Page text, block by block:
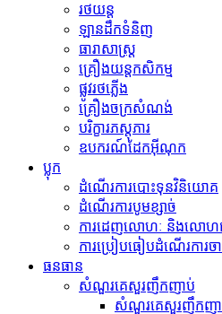
រថយន្ត
ឡានដឹកទំនិញ
ធារាសាស្ត្រ
គ្រឿងយន្តកសិកម្ម
ផ្លូវរថភ្លើង
គ្រឿងចក្រសំណង់
បរិក្ខារភស្តុភារ
ឧបករណ៍ដែកអ៊ីណុក
ប្លុក
ដំណើរការបោះទុនវិនិយោគ
ដំណើរការបូមខ្សាច់
ការដេញលោហៈ និងលោហ
ការប្រៀបធៀបដំណើរការច
ធនធាន
សំណួរគេសួរញឹកញាប់
សំណួរគេសួរញឹកញា